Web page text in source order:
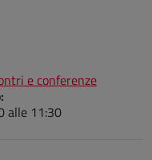
e conferenze
alle 11:30